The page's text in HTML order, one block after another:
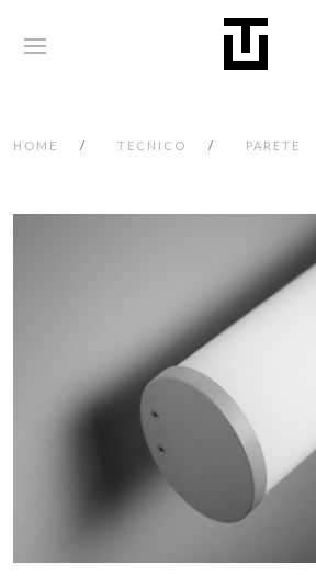
HOME TECNICO PARETE